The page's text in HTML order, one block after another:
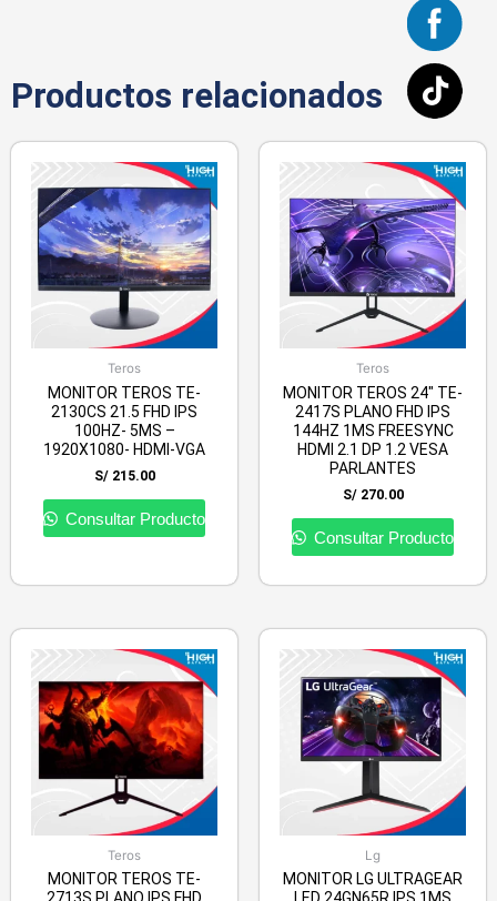
Productos relacionados
Teros
MONITOR TEROS TE-
2130CS 21.5 FHD IPS
100HZ- 5MS –
1920X1080- HDMI-VGA
S/215.00
Consultar Producto
Teros
MONITOR TEROS 24″ TE-
2417S PLANO FHD IPS
144HZ 1MS FREESYNC
HDMI 2.1 DP 1.2 VESA
PARLANTES
S/270.00
Consultar Producto
Teros
MONITOR TEROS TE-
Lg
MONITOR LG ULTRAGEAR